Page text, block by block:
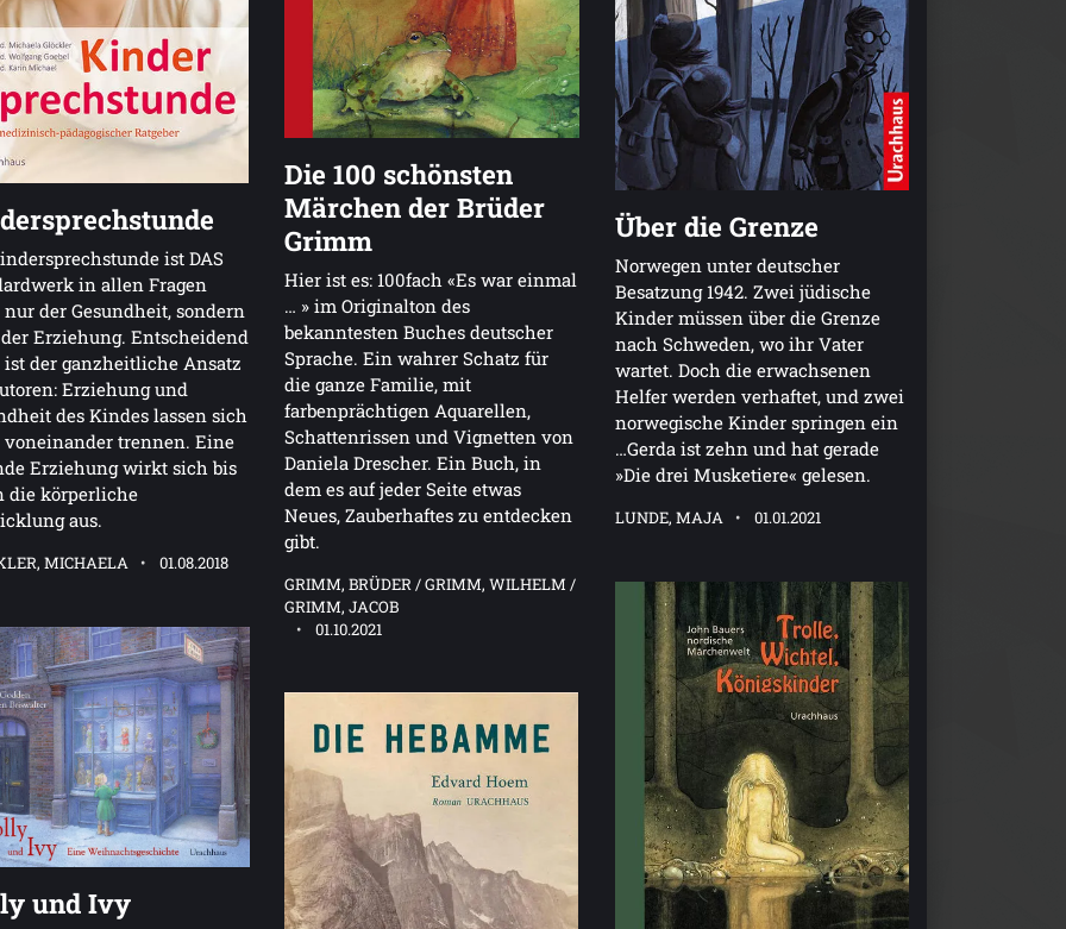
ist DAS
in allen Fragen
der Gesundheit, sondern
Erziehung. Entscheidend
ist der ganzheitliche Ansatz
Erziehung und
des Kindes lassen sich
trennen. Eine
Erziehung wirkt sich bis
die körperliche
aus.
MICHAELA 01.08.2018
Die 100 schönsten
Märchen der Brüder
Grimm
Hier ist es: 100fach «Es war einmal
… » im Originalton des
bekanntesten Buches deutscher
Sprache. Ein wahrer Schatz für
die ganze Familie, mit
farbenprächtigen Aquarellen,
Schattenrissen und Vignetten von
Daniela Drescher. Ein Buch, in
dem es auf jeder Seite etwas
Neues, Zauberhaftes zu entdecken
gibt.
GRIMM, BRÜDER / GRIMM, WILHELM /
GRIMM, JACOB
01.10.2021
Über die Grenze
Norwegen unter deutscher
Besatzung 1942. Zwei jüdische
Kinder müssen über die Grenze
nach Schweden, wo ihr Vater
wartet. Doch die erwachsenen
Helfer werden verhaftet, und zwei
norwegische Kinder springen ein
…Gerda ist zehn und hat gerade
»Die drei Musketiere« gelesen.
LUNDE, MAJA 01.01.2021
und Ivy